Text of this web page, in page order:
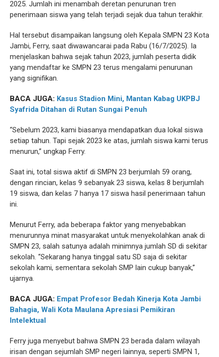
2025. Jumlah ini menambah deretan penurunan tren
penerimaan siswa yang telah terjadi sejak dua tahun terakhir.
Hal tersebut disampaikan langsung oleh Kepala SMPN 23 Kota
Jambi, Ferry, saat diwawancarai pada Rabu (16/7/2025). Ia
menjelaskan bahwa sejak tahun 2023, jumlah peserta didik
yang mendaftar ke SMPN 23 terus mengalami penurunan
yang signifikan.
BACA JUGA: Kasus Stadion Mini, Mantan Kabag UKPBJ
Syafrida Ditahan di Rutan Sungai Penuh
“Sebelum 2023, kami biasanya mendapatkan dua lokal siswa
setiap tahun. Tapi sejak 2023 ke atas, jumlah siswa kami terus
menurun,” ungkap Ferry.
Saat ini, total siswa aktif di SMPN 23 berjumlah 59 orang,
dengan rincian, kelas 9 sebanyak 23 siswa, kelas 8 berjumlah
19 siswa, dan kelas 7 hanya 17 siswa hasil penerimaan tahun
ini.
Menurut Ferry, ada beberapa faktor yang menyebabkan
menurunnya minat masyarakat untuk menyekolahkan anak di
SMPN 23, salah satunya adalah minimnya jumlah SD di sekitar
sekolah. “Sekarang hanya tinggal satu SD saja di sekitar
sekolah kami, sementara sekolah SMP lain cukup banyak,”
ujarnya.
BACA JUGA: Empat Profesor Bedah Kinerja Kota Jambi
Bahagia, Wali Kota Maulana Apresiasi Pemikiran
Intelektual
Ferry juga menyebut bahwa SMPN 23 berada dalam wilayah
irisan dengan sejumlah SMP negeri lainnya, seperti SMPN 1,